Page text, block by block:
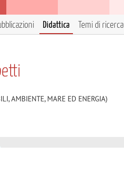
Didattica Temi di ricerca
AMBIENTE, MARE ED ENERGIA)